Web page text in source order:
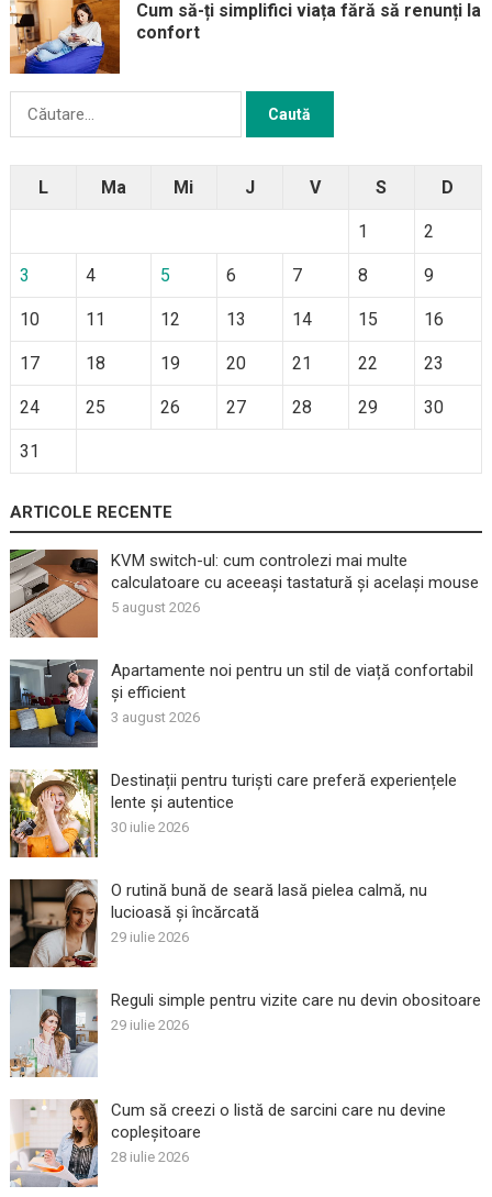
Cum să-ți simplifici viața fără să renunți la
confort
L Ma Mi J V S D
1 2
3 4 5 6 7 8 9
10 11 12 13 14 15 16
17 18 19 20 21 22 23
24 25 26 27 28 29 30
31
ARTICOLE RECENTE
KVM switch-ul: cum controlezi mai multe
calculatoare cu aceeași tastatură și același mouse
5 august 2026
Apartamente noi pentru un stil de viață confortabil
și efficient
3 august 2026
Destinații pentru turiști care preferă experiențele
lente și autentice
30 iulie 2026
O rutină bună de seară lasă pielea calmă, nu
lucioasă și încărcată
29 iulie 2026
Reguli simple pentru vizite care nu devin obositoare
29 iulie 2026
Cum să creezi o listă de sarcini care nu devine
copleșitoare
28 iulie 2026